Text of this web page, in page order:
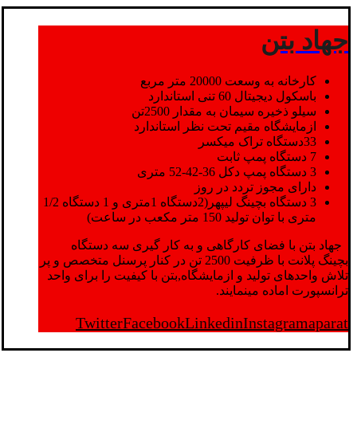
جهاد بتن
کارخانه به وسعت 20000 متر مربع
باسکول دیجیتال 60 تنی استاندارد
سیلو ذخیره سیمان به مقدار 2500تن
ازمایشگاه مقیم تحت نظر استاندارد
33دستگاه تراک میکسر
7 دستگاه پمپ ثابت
3 دستگاه پمپ دکل 36-42-52 متری
دارای مجوز تردد در روز
3 دستگاه بچینگ لیپهر(2دستگاه 1متری و 1 دستگاه 1/2
متری با توان تولید 150 متر مکعب در ساعت)
جهاد بتن با فضای کارگاهی و به کار گیری سه دستگاه
بچینگ پلانت با ظرفیت 2500 تن در کنار پرسنل متخصص و پر
تلاش واحدهای تولید و ازمایشگاه,بتن با کیفیت را برای واحد
ترانسپورت اماده مینمایند.
TwitterFacebookLinkedinInstagramaparat